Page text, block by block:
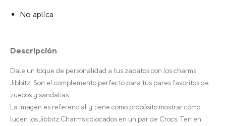
No aplica
Descripción
Dale un toque de personalidad a tus zapatos con los charms
Jibbitz. Son el complemento perfecto para tus pares favoritos de
zuecos y sandalias.
La imagen es referencial y tiene como propósito mostrar cómo
lucen los Jibbitz Charms colocados en un par de Crocs. Ten en